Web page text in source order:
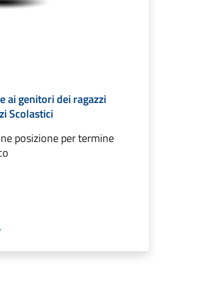
ai genitori dei ragazzi
Scolastici
posizione per termine